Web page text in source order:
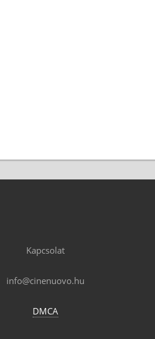
Kapcsolat
info@cinenuovo.hu
DMCA